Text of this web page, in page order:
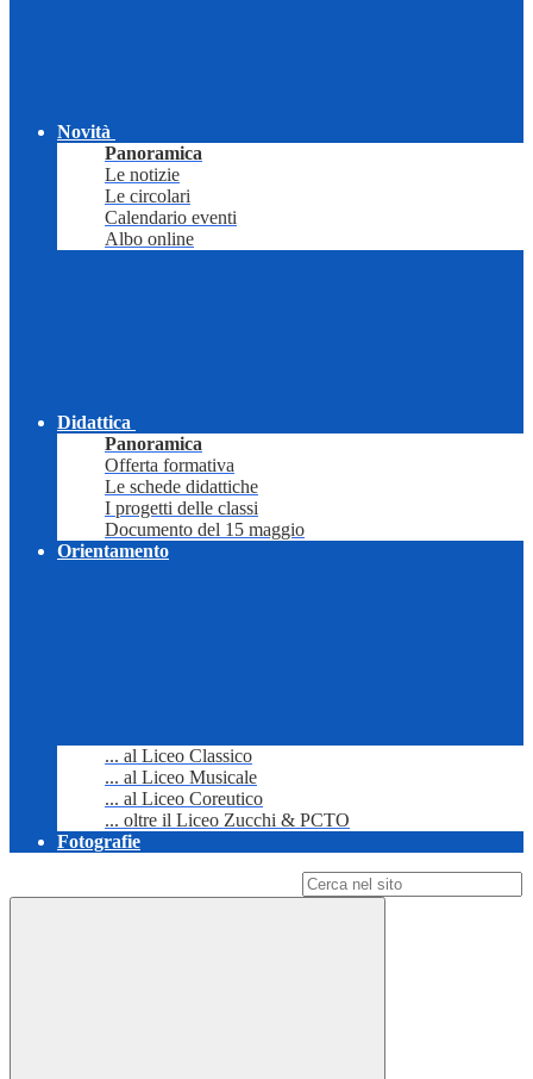
Novità
Panoramica
Le notizie
Le circolari
Calendario eventi
Albo online
Didattica
Panoramica
Offerta formativa
Le schede didattiche
I progetti delle classi
Documento del 15 maggio
Orientamento
... al Liceo Classico
... al Liceo Musicale
... al Liceo Coreutico
... oltre il Liceo Zucchi & PCTO
Fotografie